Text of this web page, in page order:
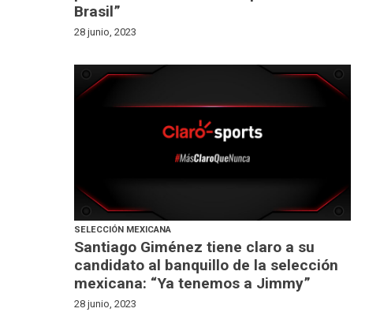
Brasil”
28 junio, 2023
SELECCIÓN MEXICANA
Santiago Giménez tiene claro a su
candidato al banquillo de la selección
mexicana: “Ya tenemos a Jimmy”
28 junio, 2023